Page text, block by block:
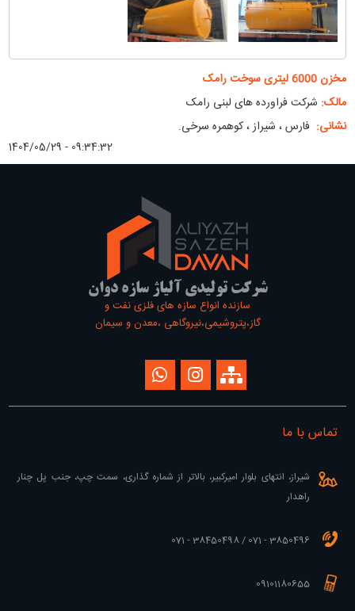
مخزن 6000 لیتری سوخت رامک
مالک: شرکت فراورده های لبنی رامک
نشانی: فارس ، شیراز ، کوهمره سرخی.
1404/05/29 - 09:34:32
شرکت تولیدی آلیاژ سازه دوان
سازنده انواع سازه های فلزی نفت و
گاز،پتروشیمی،نیروگاهی ،معدن و سیمان
تماس با ما
شیراز، انتهای بلوار امیرکبیر، بالاتر از شماره گذاری، سمت چپ، جنب پل چنار
راهدار
3850496 - 071 / 38450498 - 071
09101180655